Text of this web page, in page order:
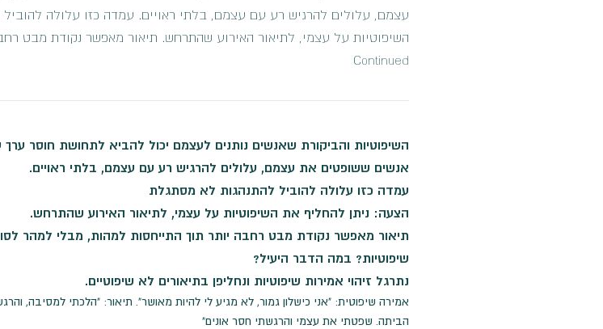
עצמם, עלולים להרגיש רע עם עצמם, בלתי ראויים. עמדה כזו עלולה
השיפוטיות על עצמי, לתיאור האירוע שהתרחש. תיאור מאפשר נקודת מבט
Continued
השיפוטיות והביקורת שאנשים נותנים לעצמם יכול להביא לתחושת חוסר ערך
אנשים ששופטים את עצמם, עלולים להרגיש רע עם עצמם, בלתי ראויים.
עמדה כזו עלולה להוביל להתנהגות לא מסתגלת
הצעה: ניתן להחליף את השיפוטיות על עצמי, לתיאור האירוע שהתרחש.
תיאור מאפשר נקודת מבט רחבה יותר תוך התייחסות למהות, מבלי למהר
שיפוטיות? במה הדבר היעיל?
נתרגל זיהוי אמירות שיפוטיות ונחליפן בתיאורים לא שיפוטיים.
אמירה שיפוטית: "אני כישלון גמור, לא מגיע לי להיות מאושר". תיאור: "הלכתי למסיבה,
הביתה. שפטתי את עצמי והרגשתי חסר אונים"